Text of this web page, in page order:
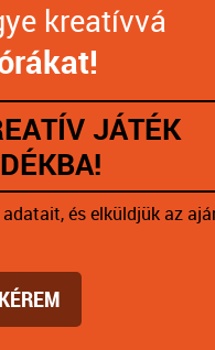
kreatívvá
JÁTÉK
és elküldjük az